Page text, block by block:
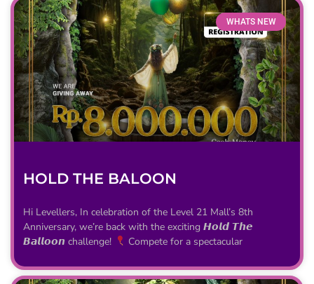
WHATS NEW
HOLD THE BALOON
Hi Levellers, In celebration of the Level 21 Mall’s 8th
Anniversary, we’re back with the exciting 𝙃𝙤𝙡𝙙 𝙏𝙝𝙚
𝘽𝙖𝙡𝙡𝙤𝙤𝙣 challenge!
Compete for a spectacular